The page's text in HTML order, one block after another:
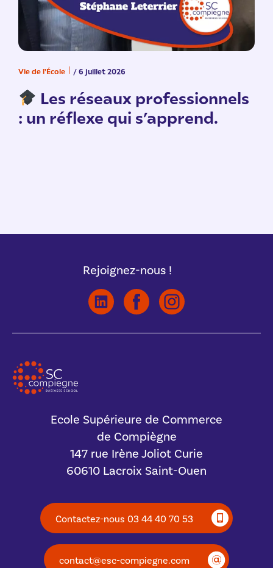
Vie de l'École / 6 juillet 2026
Les réseaux professionnels
: un réflexe qui s’apprend.
Rejoignez-nous !
Ecole Supérieure de Commerce
de Compiègne
147 rue Irène Joliot Curie
60610 Lacroix Saint-Ouen
Contactez-nous 03 44 40 70 53
contact@esc-compiegne.com